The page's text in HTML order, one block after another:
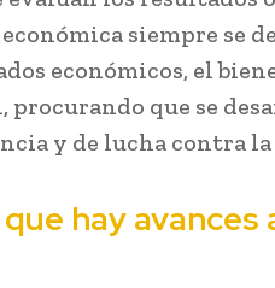
siempre se
económicos, el
procurando que se
y de lucha contra la
hay